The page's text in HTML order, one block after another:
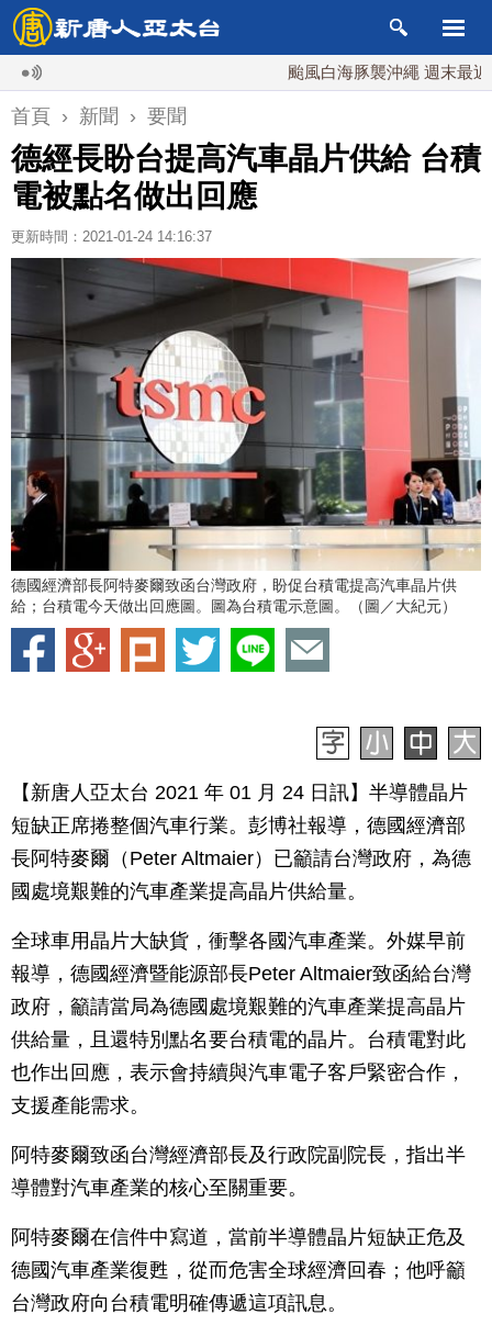
颱風白海豚襲沖繩 週末最近台灣
首頁 › 新聞 › 要聞
德經長盼台提高汽車晶片供給 台積
電被點名做出回應
更新時間：2021-01-24 14:16:37
德國經濟部長阿特麥爾致函台灣政府，盼促台積電提高汽車晶片供
給；台積電今天做出回應圖。圖為台積電示意圖。（圖／大紀元）
【新唐人亞太台 2021 年 01 月 24 日訊】半導體晶片
短缺正席捲整個汽車行業。彭博社報導，德國經濟部
長阿特麥爾（Peter Altmaier）已籲請台灣政府，為德
國處境艱難的汽車產業提高晶片供給量。
全球車用晶片大缺貨，衝擊各國汽車產業。外媒早前
報導，德國經濟暨能源部長Peter Altmaier致函給台灣
政府，籲請當局為德國處境艱難的汽車產業提高晶片
供給量，且還特別點名要台積電的晶片。台積電對此
也作出回應，表示會持續與汽車電子客戶緊密合作，
支援產能需求。
阿特麥爾致函台灣經濟部長及行政院副院長，指出半
導體對汽車產業的核心至關重要。
阿特麥爾在信件中寫道，當前半導體晶片短缺正危及
德國汽車產業復甦，從而危害全球經濟回春；他呼籲
台灣政府向台積電明確傳遞這項訊息。